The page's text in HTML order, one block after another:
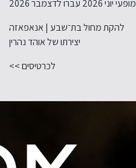
מופעי יוני 2026 עברו לדצמבר 2026
להקת מחול בת־שבע | אנאפאזה
יצירתו של אוהד נהרין
לכרטיסים >>